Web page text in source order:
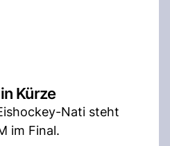
Kürze
Nati steht
im Final.